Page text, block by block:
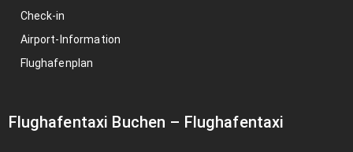
Check-in
Airport-Information
Flughafenplan
Flughafentaxi Buchen – Flughafentaxi